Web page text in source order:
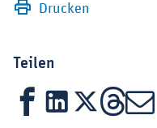
Drucken
Teilen
FacebookLinkedIn
X Threads
Mail